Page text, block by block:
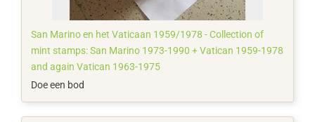
San Marino en het Vaticaan 1959/1978 - Collection of
mint stamps: San Marino 1973-1990 + Vatican 1959-1978
and again Vatican 1963-1975
Doe een bod